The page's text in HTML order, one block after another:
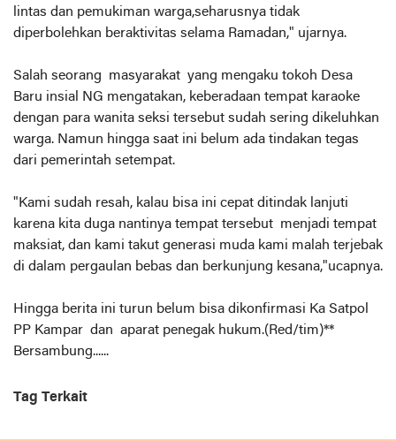
lintas dan pemukiman warga,seharusnya tidak
diperbolehkan beraktivitas selama Ramadan," ujarnya.
Salah seorang masyarakat yang mengaku tokoh Desa
Baru insial NG mengatakan, keberadaan tempat karaoke
dengan para wanita seksi tersebut sudah sering dikeluhkan
warga. Namun hingga saat ini belum ada tindakan tegas
dari pemerintah setempat.
"Kami sudah resah, kalau bisa ini cepat ditindak lanjuti
karena kita duga nantinya tempat tersebut menjadi tempat
maksiat, dan kami takut generasi muda kami malah terjebak
di dalam pergaulan bebas dan berkunjung kesana,"ucapnya.
Hingga berita ini turun belum bisa dikonfirmasi Ka Satpol
PP Kampar dan aparat penegak hukum.(Red/tim)**
Bersambung......
Tag Terkait